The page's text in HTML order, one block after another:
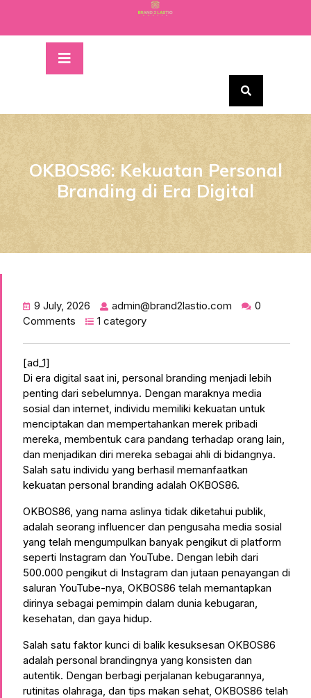
content
Button
OKBOS86: Kekuatan Personal
Branding di Era Digital
9 July, 2026 admin@brand2lastio.com
0
Comments
1 category
[ad_1]
Di era digital saat ini, personal branding menjadi lebih
penting dari sebelumnya. Dengan maraknya media
sosial dan internet, individu memiliki kekuatan untuk
menciptakan dan mempertahankan merek pribadi
mereka, membentuk cara pandang terhadap orang lain,
dan menjadikan diri mereka sebagai ahli di bidangnya.
Salah satu individu yang berhasil memanfaatkan
kekuatan personal branding adalah OKBOS86.
OKBOS86, yang nama aslinya tidak diketahui publik,
adalah seorang influencer dan pengusaha media sosial
yang telah mengumpulkan banyak pengikut di platform
seperti Instagram dan YouTube. Dengan lebih dari
500.000 pengikut di Instagram dan jutaan penayangan di
saluran YouTube-nya, OKBOS86 telah memantapkan
dirinya sebagai pemimpin dalam dunia kebugaran,
kesehatan, dan gaya hidup.
Salah satu faktor kunci di balik kesuksesan OKBOS86
adalah personal brandingnya yang konsisten dan
autentik. Dengan berbagi perjalanan kebugarannya,
rutinitas olahraga, dan tips makan sehat, OKBOS86 telah